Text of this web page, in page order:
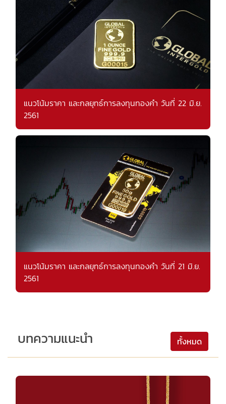
แนวโน้มราคา และกลยุทธ์การลงทุนทองคำ วันที่ 22 มิ.ย.
2561
แนวโน้มราคา และกลยุทธ์การลงทุนทองคำ วันที่ 21 มิ.ย.
2561
ทั้งหมด
บทความแนะนำ